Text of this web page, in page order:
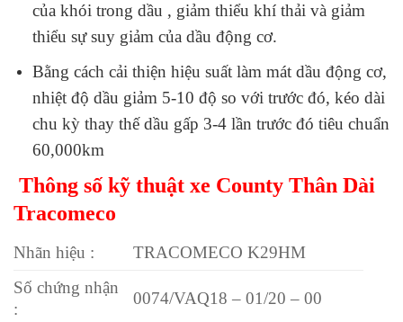
của khói trong dầu , giảm thiểu khí thải và giảm
thiểu sự suy giảm của dầu động cơ.
Bằng cách cải thiện hiệu suất làm mát dầu động cơ,
nhiệt độ dầu giảm 5-10 độ so với trước đó, kéo dài
chu kỳ thay thế dầu gấp 3-4 lần trước đó tiêu chuẩn
60,000km
Thông số kỹ thuật xe County Thân Dài
Tracomeco
Nhãn hiệu :
TRACOMECO K29HM
Số chứng nhận
:
0074/VAQ18 – 01/20 – 00